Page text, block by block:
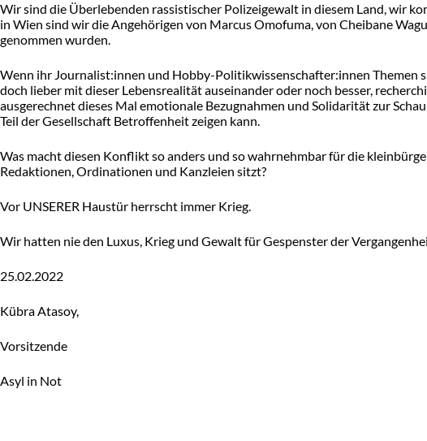
Wir sind die Überlebenden rassistischer Polizeigewalt in diesem Land, wir
in Wien sind wir die Angehörigen von Marcus Omofuma, von Cheibane
genommen wurden.
Wenn ihr Journalist:innen und Hobby-Politikwissenschafter:innen Themen
doch lieber mit dieser Lebensrealität auseinander oder noch besser,
ausgerechnet dieses Mal emotionale Bezugnahmen und Solidarität zur
Teil der Gesellschaft Betroffenheit zeigen kann.
Was macht diesen Konflikt so anders und so wahrnehmbar für die
Redaktionen, Ordinationen und Kanzleien sitzt?
Vor UNSERER Haustür herrscht immer Krieg.
Wir hatten nie den Luxus, Krieg und Gewalt für Gespenster der
25.02.2022
Kübra Atasoy,
Vorsitzende
Asyl in Not